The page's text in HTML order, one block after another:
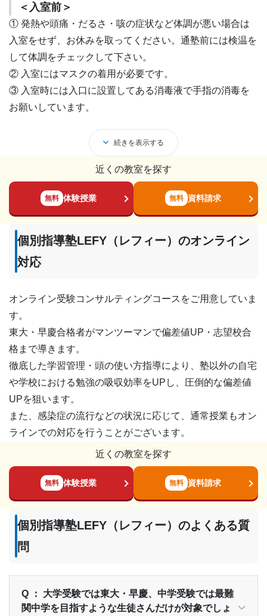
＜入室前＞
① 発熱や頭痛・だるさ・咳の症状など体調が悪い場合は
入室をせず、お休みを取ってください。通塾前には検温を
して体調をチェックして下さい。
② 入室にはマスクの着用が必要です。
③ 入室時には入口に設置してある消毒液で手指の消毒を
お願いしています。
② トイレにはハンドソープを常備していますので、手洗
いはこまめに行って下さい。
師または受付にお申し出ください。
② 出勤前には検温と体調のチェックを行っています。
③ 手洗い、うがい、消毒を行っています。
④ 教室内の机、受付カウンターには飛沫防止のためアク
リル板を設置しています。
⑤ 教室は定期的に換気を行っています。
⑥ 教室内の机、椅子、カウンター、テーブル、ドアノブ
など、飛沫が飛びやすい箇所および手を触れる箇所は定期
的に消毒を行っています。
続きを表示する
近くの教室を探す
無料 体験授業 無料 資料請求
個別指導塾LEFY（レフィー）のオンライン
対応
オンライン受験コンサルティングコースをご用意していま
す。
東大・早慶合格者がマンツーマンで偏差値UP・志望校合
格まで導きます。
徹底した学習管理・頭の使い方指導により、塾以外の自宅
や学校における勉強の吸収効率をUPし、圧倒的な偏差値
UPを狙います。
また、感染症の流行などの状況に応じて、通常授業もオン
ラインでの対応を行うことがございます。
近くの教室を探す
無料 体験授業 無料 資料請求
個別指導塾LEFY（レフィー）のよくある質
問
Q ： 大学受験では東大・早慶、中学受験では最難
関中学を目指すような生徒さんだけが対象でしょ